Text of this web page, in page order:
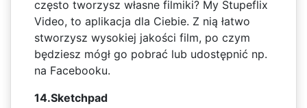
często tworzysz własne filmiki? My Stupeflix
Video, to aplikacja dla Ciebie. Z nią łatwo
stworzysz wysokiej jakości film, po czym
będziesz mógł go pobrać lub udostępnić np.
na Facebooku.
14.Sketchpad